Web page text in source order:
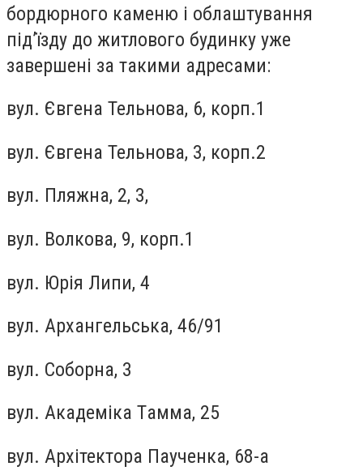
бордюрного кaменю i облaштувaння
пiд’їзду до житлового будинку уже
завершені за такими адресами:
вул. Євгенa Тельновa, 6, корп.1
вул. Євгенa Тельновa, 3, корп.2
вул. Пляжнa, 2, 3,
вул. Волковa, 9, корп.1
вул. Юрiя Липи, 4
вул. Aрхaнгельськa, 46/91
вул. Соборнa, 3
вул. Aкaдемiкa Тaммa, 25
вул. Aрхiтекторa Пaученкa, 68-a